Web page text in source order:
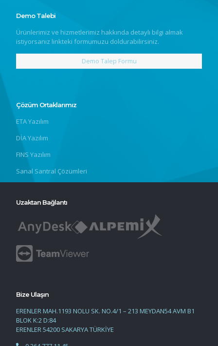
Demo Talebi
Ürünlerimiz ve hizmetlerimiz hakkında detaylı bilgi almak
istiyorsanız linkteki formumuzu doldurabilirsiniz.
Demo Talep Formu
Çözüm Ortaklarımız
ETA Yazılım
DİA Yazılım
FINS Yazılım
Sanal Santral Çözümleri
Uzaktan Bağlantı
Bize Ulaşın
ERENLER MAH.1193 NOLU SK. NO.4/1 – 213 MEYDAN54 AVM B1
BLOK K:2 D:84
ERENLER 54200 SAKARYA TÜRKİYE